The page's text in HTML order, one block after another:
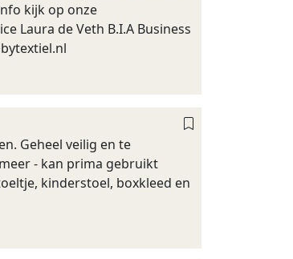
kijk op onze
Laura de Veth B.I.A Business
Geheel veilig en te
- kan prima gebruikt
kinderstoel, boxkleed en